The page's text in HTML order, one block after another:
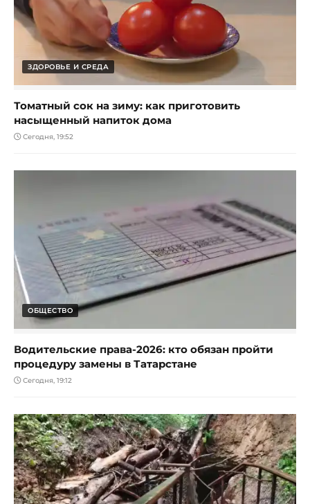
ЗДОРОВЬЕ И СРЕДА
Томатный сок на зиму: как приготовить
насыщенный напиток дома
Сегодня, 19:52
ОБЩЕСТВО
Водительские права-2026: кто обязан пройти
процедуру замены в Татарстане
Сегодня, 19:12